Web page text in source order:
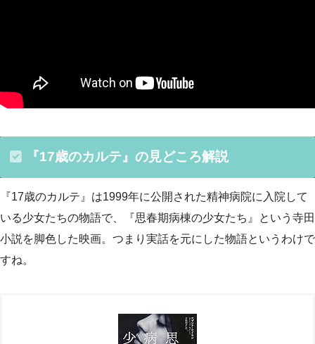
『17歳のカルテ』の見どころ解説
『17歳のカルテ』は1999年に公開された精神病院に入院して
いる少女たちの物語で、『思春期病棟の少女たち』という寺田
小説を脚色した映画。つまり実話を元にした物語というわけで
すね。